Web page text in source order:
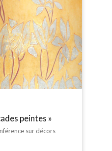
peintes »
sur décors